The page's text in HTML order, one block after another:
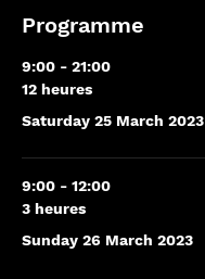
Programme
9:00 - 21:00
12 heures
Saturday 25 March 2023
9:00 - 12:00
3 heures
Sunday 26 March 2023